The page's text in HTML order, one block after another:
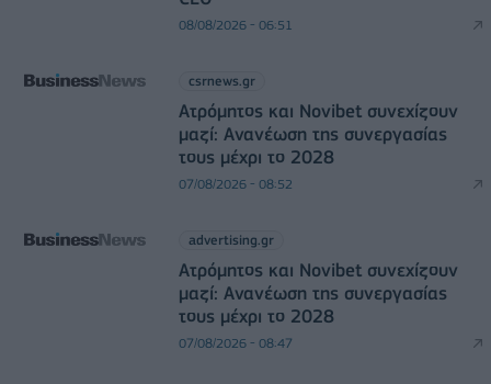
08/08/2026 - 06:51
csrnews.gr
Ατρόμητος και Novibet συνεχίζουν
μαζί: Ανανέωση της συνεργασίας
τους μέχρι το 2028
07/08/2026 - 08:52
advertising.gr
Ατρόμητος και Novibet συνεχίζουν
μαζί: Ανανέωση της συνεργασίας
τους μέχρι το 2028
07/08/2026 - 08:47